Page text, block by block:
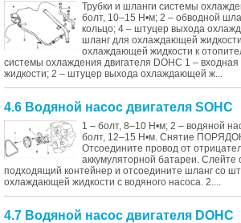
Трубки и шланги системы
болт, 10–15 Н•м; 2 – обводной
кольцо; 4 – штуцер выхода
шланг для охлаждающей
охлаждающей жидкости к
системы охлаждения двигателя DOHC 1 –
жидкости; 2 – штуцер выхода охлаждающей ж...
4.6 Водяной насос двигателя SOHC
1 – болт, 8–10 Н•м; 2 – водяной
болт, 12–15 Н•м. Снятие
Отсоедините провод от
аккумуляторной батареи.
подходящий контейнер и отсоедините шланг со
охлаждающей жидкости с водяного насоса. 2....
4.7 Водяной насос двигателя DOHC